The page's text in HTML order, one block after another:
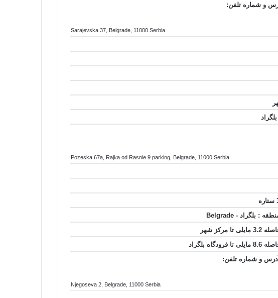
و شماره تلفن:
Sarajevska 37, Belgrade, 11000Serbia
Pozeska 67a, Rajka od Rasnie 9 parking, Belgrade, 11000Serbia
: بلگراد - Belgrade
3.2 مایلی تا مرکز شهر
8.6 مایلی تا فرودگاه بلگراد
آدرس و شماره تلفن:
Njegoseva 2, Belgrade, 11000Serbia